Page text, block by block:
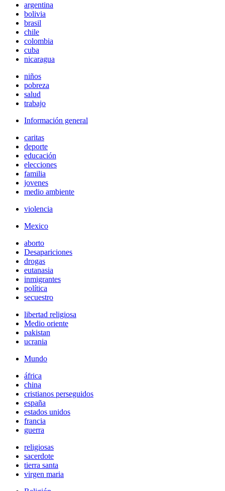
argentina
bolivia
brasil
chile
colombia
cuba
nicaragua
niños
pobreza
salud
trabajo
Información general
caritas
deporte
educación
elecciones
familia
jovenes
medio ambiente
violencia
Mexico
aborto
Desapariciones
drogas
eutanasia
inmigrantes
política
secuestro
libertad religiosa
Medio oriente
pakistan
ucrania
Mundo
áfrica
china
cristianos perseguidos
españa
estados unidos
francia
guerra
religiosas
sacerdote
tierra santa
virgen maria